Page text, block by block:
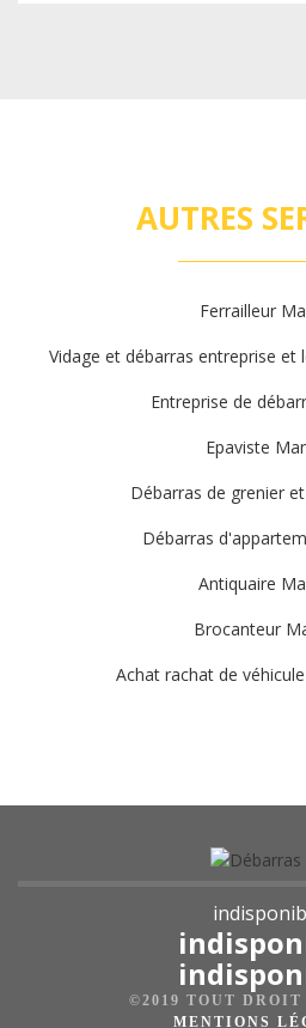
AUTRES
Ferrailleur
Vidage et débarras entreprise et
Entreprise de
Epaviste
Débarras de grenier
Débarras
Antiquaire
Brocanteur
Achat rachat de
©2019 TOUT DROIT
MENTIONS